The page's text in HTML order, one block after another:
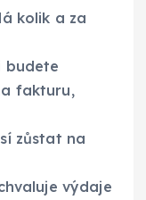
kolik a za
budete
fakturu,
zůstat na
výdaje